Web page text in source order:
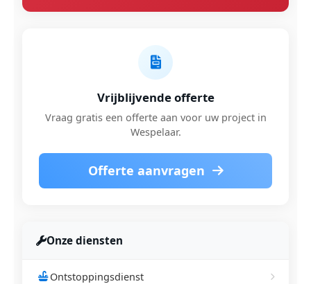
Vrijblijvende offerte
Vraag gratis een offerte aan voor uw project in
Wespelaar.
Offerte aanvragen
Onze diensten
Ontstoppingsdienst